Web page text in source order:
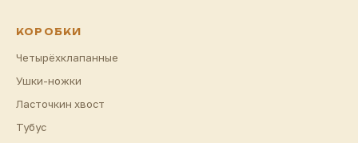
КОРОБКИ
Четырёхклапанные
Ушки-ножки
Ласточкин хвост
Тубус